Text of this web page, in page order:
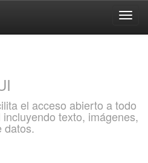
el acceso abierto a todo
texto, imágenes,
datos.